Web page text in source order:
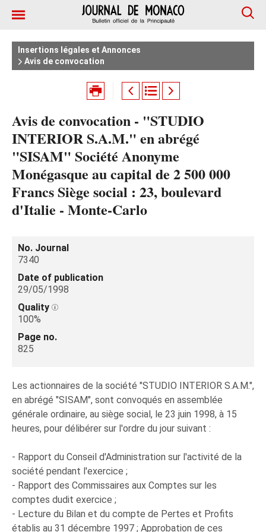
Insertions légales et Annonces
Avis de convocation
Avis de convocation - "STUDIO
INTERIOR S.A.M." en abrégé
"SISAM" Société Anonyme
Monégasque au capital de 2 500 000
Francs Siège social : 23, boulevard
d'Italie - Monte-Carlo
No. Journal
7340
Date of publication
29/05/1998
Quality
100%
Page no.
825
Les actionnaires de la société "STUDIO INTERIOR S.A.M.",
en abrégé "SISAM", sont convoqués en assemblée
générale ordinaire, au siège social, le 23 juin 1998, à 15
heures, pour délibérer sur l'ordre du jour suivant :
- Rapport du Conseil d'Administration sur l'activité de la
société pendant l'exercice ;
- Rapport des Commissaires aux Comptes sur les
comptes dudit exercice ;
- Lecture du Bilan et du compte de Pertes et Profits
établis au 31 décembre 1997 ; Approbation de ces